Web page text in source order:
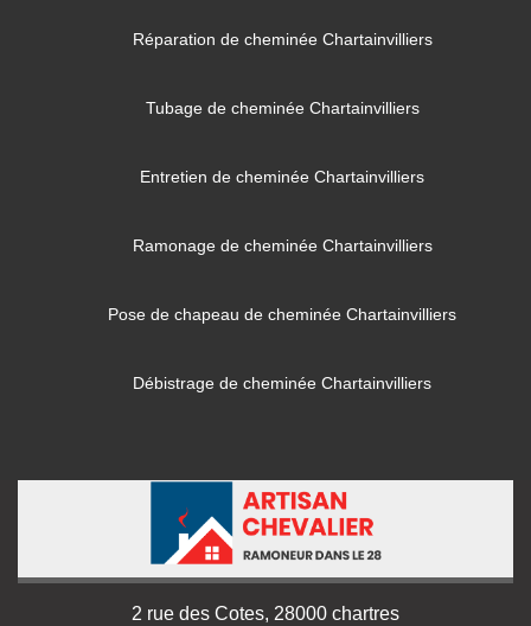
Réparation de cheminée Chartainvilliers
Tubage de cheminée Chartainvilliers
Entretien de cheminée Chartainvilliers
Ramonage de cheminée Chartainvilliers
Pose de chapeau de cheminée Chartainvilliers
Débistrage de cheminée Chartainvilliers
2 rue des Cotes, 28000 chartres